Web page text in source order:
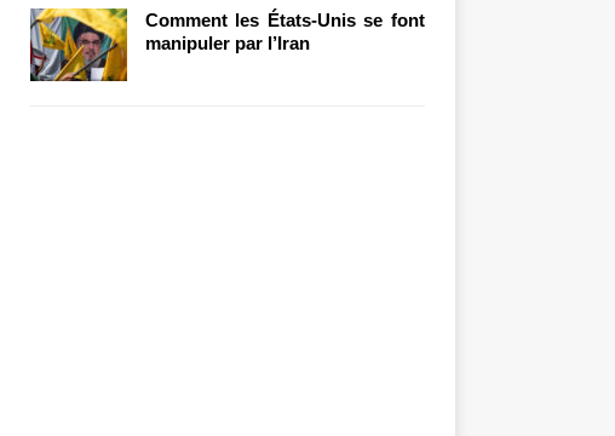
Comment les États-Unis se font
manipuler par l’Iran